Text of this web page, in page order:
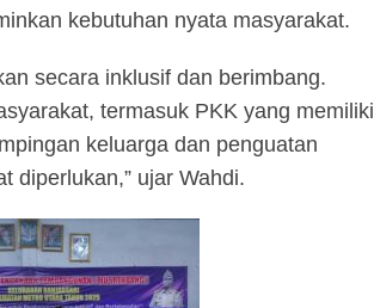
kebutuhan nyata masyarakat.
secara inklusif dan berimbang.
termasuk PKK yang memiliki
keluarga dan penguatan
diperlukan,” ujar Wahdi.